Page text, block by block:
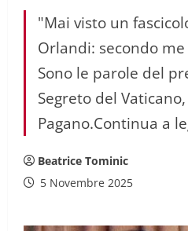
"Mai visto un
Orlandi: secondo
Sono le parole del
Segreto del
Pagano.Continua a
Beatrice Tominic
5 Novembre 2025